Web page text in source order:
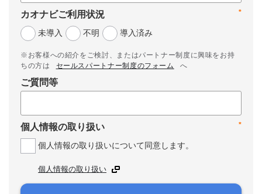
*
カオナビご利用状況
未導入
不明 導入済み
※お客様への紹介をご検討、またはパートナー制度に興味をお持
ちの方は
セールスパートナー制度のフォーム へ
ご質問等
*
個人情報の取り扱い
個人情報の取り扱いについて同意します。
個人情報の取り扱い